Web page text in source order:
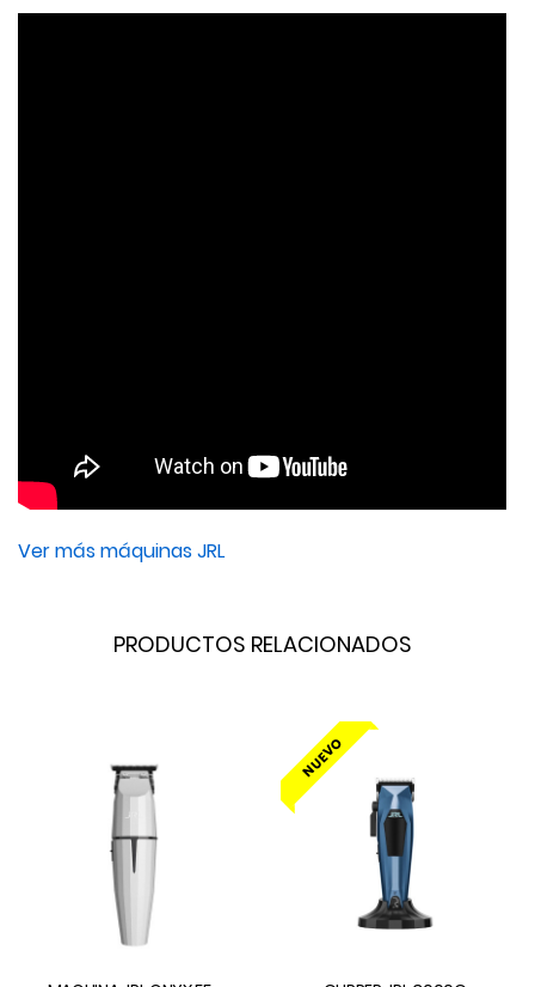
Ver más máquinas JRL
PRODUCTOS RELACIONADOS
NUEVO